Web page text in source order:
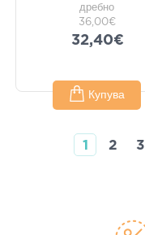
дребно
36,00€
32,40€
Купува
1 2 3